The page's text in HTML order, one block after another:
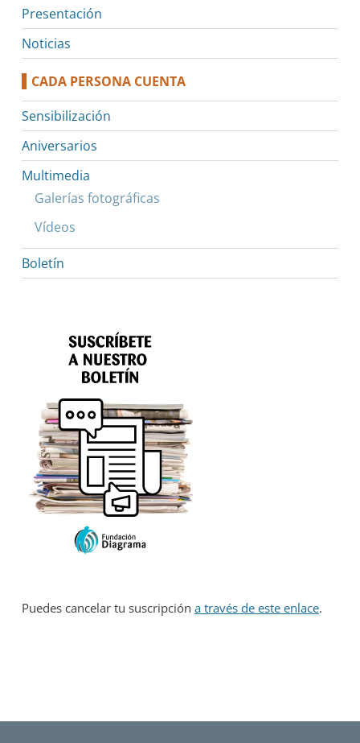
Presentación
Noticias
CADA PERSONA CUENTA
Sensibilización
Aniversarios
Multimedia
Galerías fotográficas
Vídeos
Boletín
Puedes cancelar tu suscripción a través de este enlace.